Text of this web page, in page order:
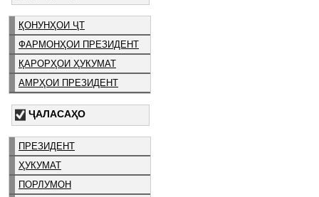
ҚОНУНҲОИ ҶТ
ФАРМОНҲОИ ПРЕЗИДЕНТ
ҚАРОРҲОИ ҲУКУМАТ
АМРҲОИ ПРЕЗИДЕНТ
ҶАЛАСАҲО
ПРЕЗИДЕНТ
ҲУКУМАТ
ПОРЛУМОН